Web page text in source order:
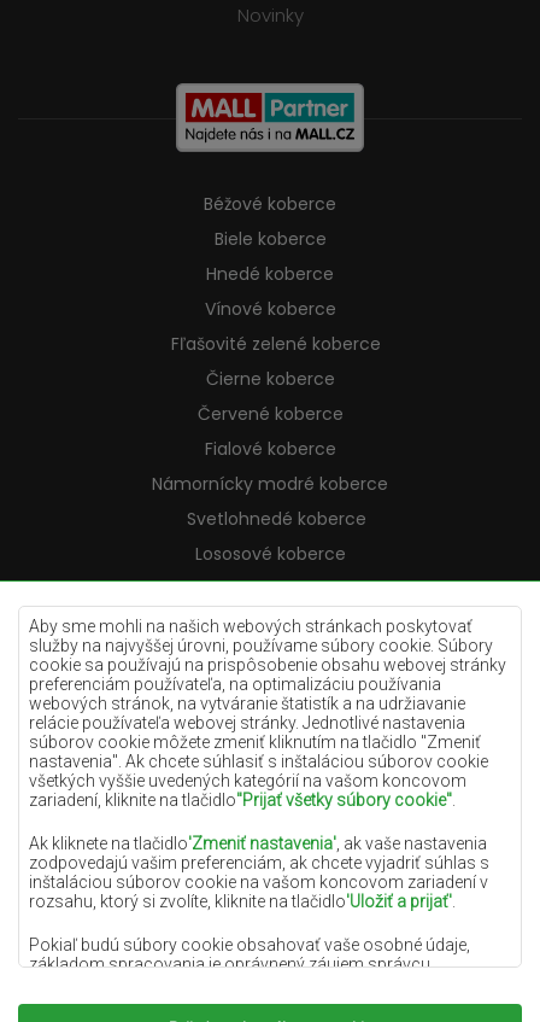
Aby sme mohli na našich webových stránkach poskytovať
služby na najvyššej úrovni, používame súbory cookie. Súbory
cookie sa používajú na prispôsobenie obsahu webovej stránky
preferenciám používateľa, na optimalizáciu používania
webových stránok, na vytváranie štatistík a na udržiavanie
relácie používateľa webovej stránky. Jednotlivé nastavenia
súborov cookie môžete zmeniť kliknutím na tlačidlo "Zmeniť
nastavenia". Ak chcete súhlasiť s inštaláciou súborov cookie
všetkých vyššie uvedených kategórií na vašom koncovom
zariadení, kliknite na tlačidlo"Prijať všetky súbory cookie"
Ak kliknete na tlačidlo'Zmeniť nastavenia' , ak vaše nastavenia
zodpovedajú vašim preferenciám, ak chcete vyjadriť súhlas s
inštaláciou súborov cookie na vašom koncovom zariadení v
rozsahu, ktorý si zvolíte, kliknite na tlačidlo'Uložiť a prijať'
Pokiaľ budú súbory cookie obsahovať vaše osobné údaje,
základom spracovania je oprávnený záujem správcu
podobe poskytovania vysokokvalitných služieb na našej
Novinky
Béžové koberce
Biele koberce
Hnedé koberce
Vínové koberce
Fľašovité zelené koberce
Čierne koberce
Červené koberce
Fialové koberce
Námornícky modré koberce
Svetlohnedé koberce
Lososové koberce
Krémové koberce
Lilac koberce
Žlté koberce
Mätové koberce
Modré koberce
Oranžové koberce
Ružové koberce
Šedé koberce
Terakotové koberce
Zelené koberce
Zlaté koberce